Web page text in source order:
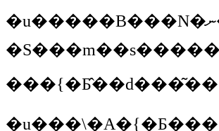
�u�����B���N�ނ�����������Ď�����悭�����񂾂��ǁA�P�N�ɂP��ł����N�Ɛ����邶��Ȃ��ł����B�l�̏ꍇ�́A20�N�ԃ��C�I�~���O�ƃ����^�i�ɂӂ��Ƃ����ĂāA���̊Ԃ̍��������A�O�����h�e�B�g�����������A�C�G���[�X�g�[���E�i�V���i���E�p�[�N���K�C�h�ł��邭�炢�m���Ă����ł��B���̕ӂ��200�{�̐��30�̌΂������āA���̎��Ԃɂ��̓V�C�łǂ���������ǂ̒����������Ă��āA�ǂ�ȋ����ނ�邩